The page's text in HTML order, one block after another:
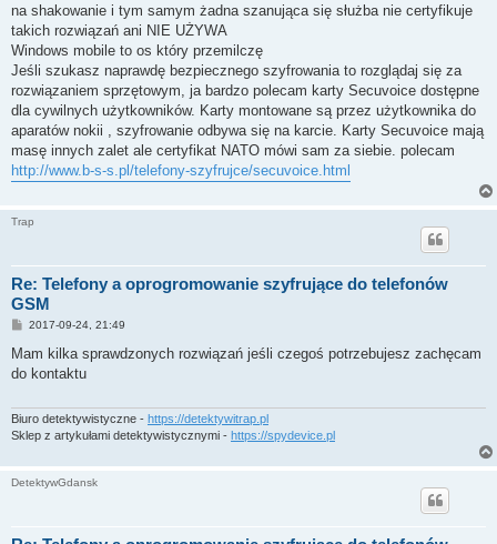
na shakowanie i tym samym żadna szanująca się służba nie certyfikuje
takich rozwiązań ani NIE UŻYWA
Windows mobile to os który przemilczę
Jeśli szukasz naprawdę bezpiecznego szyfrowania to rozglądaj się za
rozwiązaniem sprzętowym, ja bardzo polecam karty Secuvoice dostępne
dla cywilnych użytkowników. Karty montowane są przez użytkownika do
aparatów nokii , szyfrowanie odbywa się na karcie. Karty Secuvoice mają
masę innych zalet ale certyfikat NATO mówi sam za siebie. polecam
http://www.b-s-s.pl/telefony-szyfrujce/secuvoice.html
Trap
Re: Telefony a oprogromowanie szyfrujące do telefonów
GSM
P
s
2017-09-24, 21:49
Mam kilka sprawdzonych rozwiązań jeśli czegoś potrzebujesz zachęcam
do kontaktu
Biuro detektywistyczne - https://detektywitrap.pl
Sklep z artykułami detektywistycznymi - https://spydevice.pl
DetektywGdansk